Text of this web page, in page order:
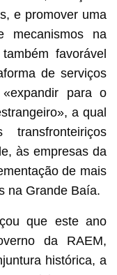
e promover uma
mecanismos na
favorável
de serviços
para o
a qual
transfronteiriços
às empresas da
de mais
na Grande Baía.
que este ano
da RAEM,
histórica, a